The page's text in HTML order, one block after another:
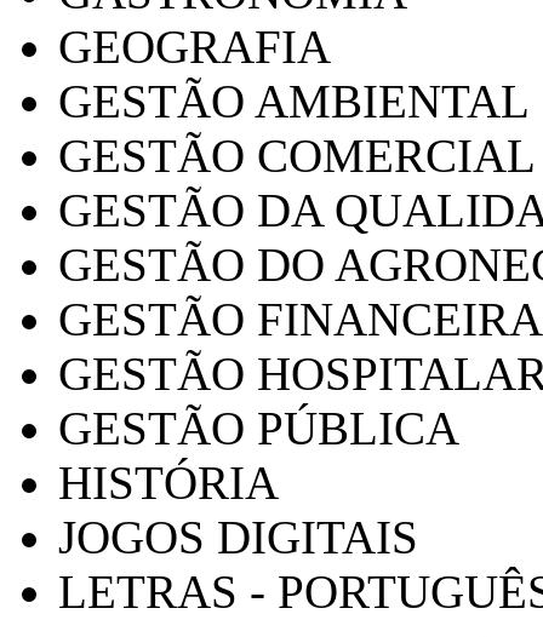
GEOGRAFIA
GESTÃO AMBIENTAL
GESTÃO COMERCIAL
GESTÃO DA
GESTÃO DO
GESTÃO FINANCEIRA
GESTÃO
GESTÃO PÚBLICA
HISTÓRIA
JOGOS DIGITAIS
LETRAS -